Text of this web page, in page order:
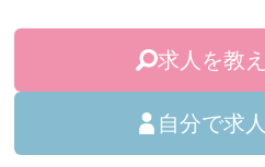
求人を教
自分で求